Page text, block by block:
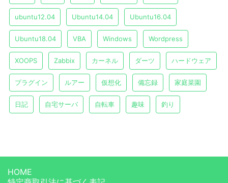
ubuntu12.04 Ubuntu14.04 Ubuntu16.04
Ubuntu18.04 VBA Windows Wordpress
XOOPS Zabbix カーネル ダーツ ハードウェア
プラグイン ルアー 仮想化 備忘録 家庭菜園
日記 自宅サーバ 自転車 趣味 釣り
HOME